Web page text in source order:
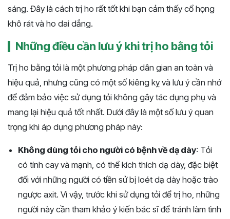
sáng. Đây là cách trị ho rất tốt khi bạn cảm thấy cổ họng
khô rát và ho dai dẳng.
Những điều cần lưu ý khi trị ho bằng tỏi
Trị ho bằng tỏi là một phương pháp dân gian an toàn và
hiệu quả, nhưng cũng có một số kiêng kỵ và lưu ý cần nhớ
để đảm bảo việc sử dụng tỏi không gây tác dụng phụ và
mang lại hiệu quả tốt nhất. Dưới đây là một số lưu ý quan
trọng khi áp dụng phương pháp này:
Không dùng tỏi cho người có bệnh về dạ dày: Tỏi
có tính cay và mạnh, có thể kích thích dạ dày, đặc biệt
đối với những người có tiền sử bị loét dạ dày hoặc trào
ngược axit. Vì vậy, trước khi sử dụng tỏi để trị ho, những
người này cần tham khảo ý kiến bác sĩ để tránh làm tình